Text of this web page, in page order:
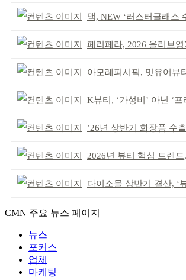
맥, NEW ‘러스터글래스 쉬어 샤
페리페라, 2026 올리브영X망
아모레퍼시픽, 밋유어뷰티 아
K뷰티, ‘가성비’ 아닌 ‘프리미엄’
’26년 상반기 화장품 수출 70억
2026년 뷰티 핵심 트렌드,
다이소몰 상반기 결산, ‘
CMN 주요 뉴스 페이지
뉴스
포커스
업체
마케팅